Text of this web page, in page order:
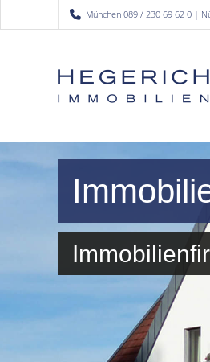
München 089 / 230 69 62 0 |